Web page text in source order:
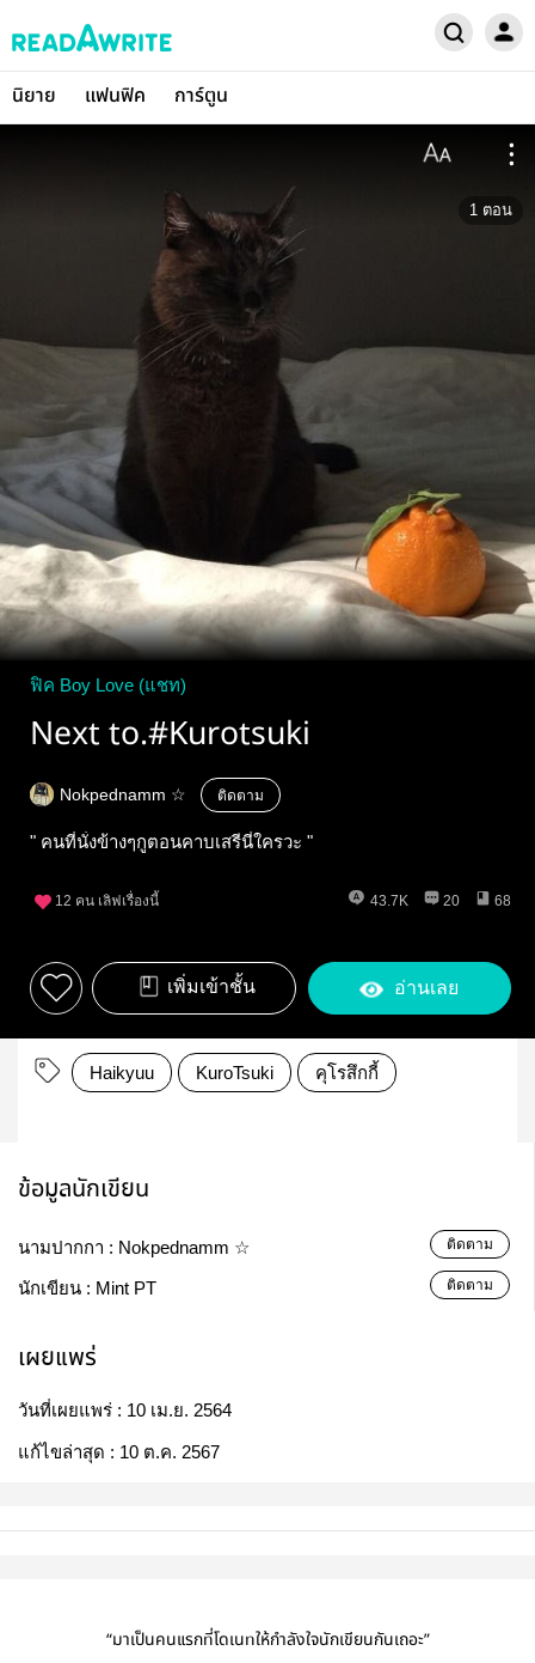
นิยาย แฟนฟิค การ์ตูน
1 ตอน
ฟิค Boy Love (แชท)
Next to.#Kurotsuki
Nokpednamm ☆ ติดตาม
" คนที่นั่งข้างๆกูตอนคาบเสรีนี่ใครวะ "
12 คน เลิฟเรื่องนี้ 43.7K 20 68
เพิ่มเข้าชั้น อ่านเลย
Haikyuu KuroTsuki คุโรสึกกี้
ข้อมูลนักเขียน
นามปากกา : Nokpednamm ☆ ติดตาม
นักเขียน : Mint PT ติดตาม
เผยแพร่
วันที่เผยแพร่ : 10 เม.ย. 2564
แก้ไขล่าสุด : 10 ต.ค. 2567
“มาเป็นคนแรกที่โดเนทให้กำลังใจนักเขียนกันเถอะ”